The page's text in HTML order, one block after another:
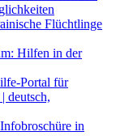
Flüchtlinge
Hilfen in der
Portal für
deutsch,
in